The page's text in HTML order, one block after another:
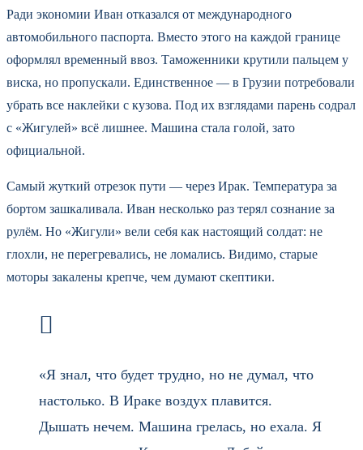
Ради экономии Иван отказался от международного
автомобильного паспорта. Вместо этого на каждой границе
оформлял временный ввоз. Таможенники крутили пальцем у
виска, но пропускали. Единственное — в Грузии потребовали
убрать все наклейки с кузова. Под их взглядами парень содрал
с «Жигулей» всё лишнее. Машина стала голой, зато
официальной.
Самый жуткий отрезок пути — через Ирак. Температура за
бортом зашкаливала. Иван несколько раз терял сознание за
рулём. Но «Жигули» вели себя как настоящий солдат: не
глохли, не перегревались, не ломались. Видимо, старые
моторы закалены крепче, чем думают скептики.
«Я знал, что будет трудно, но не думал, что
настолько. В Ираке воздух плавится.
Дышать нечем. Машина грелась, но ехала. Я